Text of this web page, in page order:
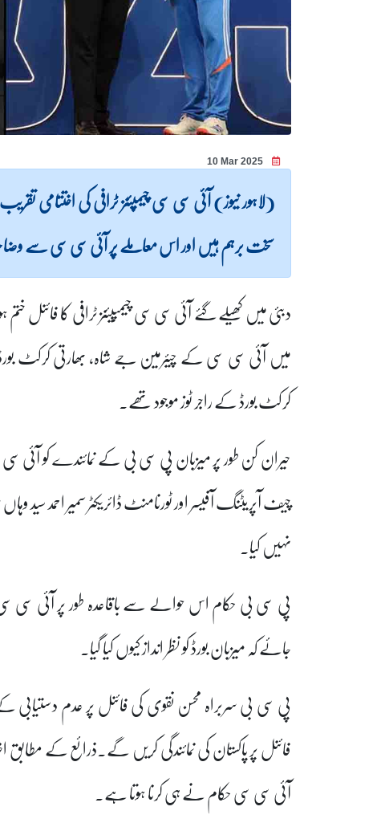
10 Mar 2025
(لاہور نیوز) آئی سی سی چیمپئنز ٹرافی کی اختتامی
سخت برہم ہیں اور اس معاملے پر آئی سی سی سے
دبئی میں کھیلے گئے آئی سی سی چیمپیئنز ٹرافی کا
میں آئی سی سی کے چیئرمین جے شاہ، بھارتی کرکٹ
کرکٹ بورڈ کے راجر ٹوز موجود تھے۔
حیران کن طور پر میزبان پی سی بی کے نمائندے کو
چیف آپریٹنگ آفیسر اور ٹورنامنٹ ڈائریکٹر سمیر احمد
نہیں کیا۔
پی سی بی حکام اس حوالے سے باقاعدہ طور پر آئی سی
جائے کہ میزبان بورڈ کو نظر انداز کیوں کیا گیا۔
پی سی بی سربراہ محسن نقوی کی فائنل پر عدم دستیابی
فائنل پر پاکستان کی نمائندگی کریں گے۔ذرائع کے
آئی سی سی حکام نے ہی کرنا ہوتا ہے۔